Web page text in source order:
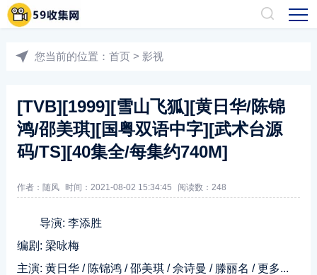
您当前的位置： 首页 > 影视
[TVB][1999][雪山飞狐][黄日华/陈锦
鸿/邵美琪][国粤双语中字][武术台源
码/TS][40集全/每集约740M]
作者：随风 时间：2021-08-02 15:34:45 阅读数： 248
导演: 李添胜
编剧: 梁咏梅
主演: 黄日华 / 陈锦鸿 / 邵美琪 / 佘诗曼 / 滕丽名 / 更多...